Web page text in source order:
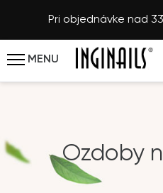
Pri objednávke nad
MENU
Ozdoby